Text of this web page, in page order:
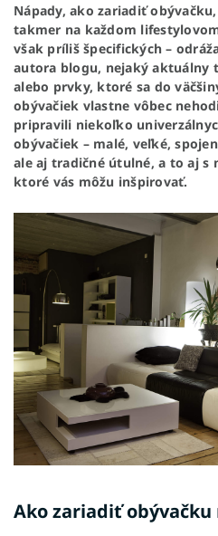
Nápady, ako zariadiť
takmer na každom
však príliš špecifických –
autora blogu, nejaký aktuálny
alebo prvky, ktoré sa do
obývačiek vlastne vôbec
pripravili niekoľko
obývačiek – malé, veľké,
ale aj tradičné útulné, a to aj s
ktoré vás môžu inšpirovať.
Ako zariadiť